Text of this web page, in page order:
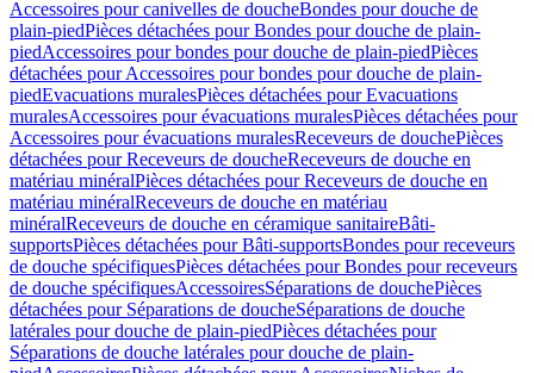
Accessoires pour canivelles de doucheBondes pour douche de
plain-piedPièces détachées pour Bondes pour douche de plain-
piedAccessoires pour bondes pour douche de plain-piedPièces
détachées pour Accessoires pour bondes pour douche de plain-
piedEvacuations muralesPièces détachées pour Evacuations
muralesAccessoires pour évacuations muralesPièces détachées pour
Accessoires pour évacuations muralesReceveurs de douchePièces
détachées pour Receveurs de doucheReceveurs de douche en
matériau minéralPièces détachées pour Receveurs de douche en
matériau minéralReceveurs de douche en matériau
minéralReceveurs de douche en céramique sanitaireBâti-
supportsPièces détachées pour Bâti-supportsBondes pour receveurs
de douche spécifiquesPièces détachées pour Bondes pour receveurs
de douche spécifiquesAccessoiresSéparations de douchePièces
détachées pour Séparations de doucheSéparations de douche
latérales pour douche de plain-piedPièces détachées pour
Séparations de douche latérales pour douche de plain-